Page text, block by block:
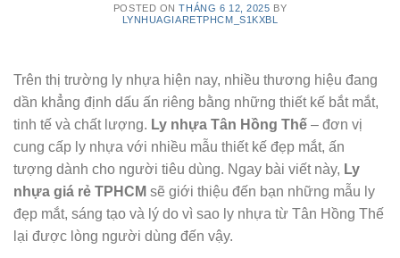
POSTED ONTHÁNG 6 12, 2025 BY
LYNHUAGIARETPHCM_S1KXBL
Trên thị trường ly nhựa hiện nay, nhiều thương hiệu đang
dần khẳng định dấu ấn riêng bằng những thiết kế bắt mắt,
tinh tế và chất lượng. Ly nhựa Tân Hồng Thế – đơn vị
cung cấp ly nhựa với nhiều mẫu thiết kế đẹp mắt, ấn
tượng dành cho người tiêu dùng. Ngay bài viết này, Ly
nhựa giá rẻ TPHCM sẽ giới thiệu đến bạn những mẫu ly
đẹp mắt, sáng tạo và lý do vì sao ly nhựa từ Tân Hồng Thế
lại được lòng người dùng đến vậy.